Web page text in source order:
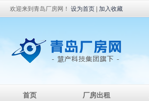
欢迎来到青岛厂房网！ 设为首页 加入收藏
首页 厂房出租